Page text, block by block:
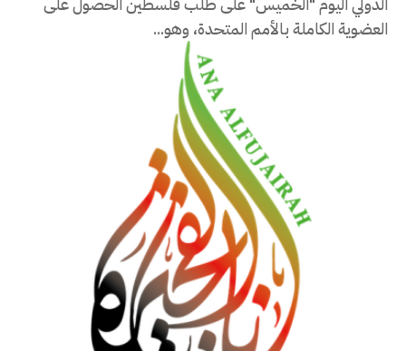
العضوية الكاملة بالأمم المتحدة، وهو...